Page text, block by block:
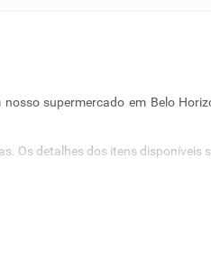
nosso supermercado em Belo
Os detalhes dos itens disponíveis